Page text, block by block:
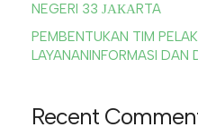
NEGERI 33 ЈАКАRTA
PEMBENTUKAN TIM
LAYANANINFORMASI DAN
Recent